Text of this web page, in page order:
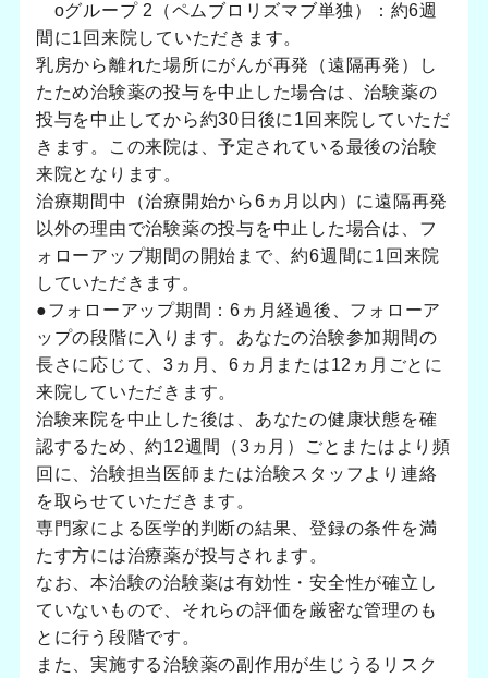
oグループ 2（ペムブロリズマブ単独）：約6週
間に1回来院していただきます。
乳房から離れた場所にがんが再発（遠隔再発）し
たため治験薬の投与を中止した場合は、治験薬の
投与を中止してから約30日後に1回来院していただ
きます。この来院は、予定されている最後の治験
来院となります。
治療期間中（治療開始から6ヵ月以内）に遠隔再発
以外の理由で治験薬の投与を中止した場合は、フ
ォローアップ期間の開始まで、約6週間に1回来院
していただきます。
●フォローアップ期間：6ヵ月経過後、フォローア
ップの段階に入ります。あなたの治験参加期間の
長さに応じて、3ヵ月、6ヵ月または12ヵ月ごとに
来院していただきます。
治験来院を中止した後は、あなたの健康状態を確
認するため、約12週間（3ヵ月）ごとまたはより頻
回に、治験担当医師または治験スタッフより連絡
を取らせていただきます。
専門家による医学的判断の結果、登録の条件を満
たす方には治療薬が投与されます。
なお、本治験の治験薬は有効性・安全性が確立し
ていないもので、それらの評価を厳密な管理のも
とに行う段階です。
また、実施する治験薬の副作用が生じうるリスク